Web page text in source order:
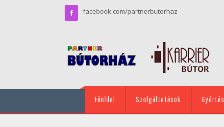
facebook.com/partnerbutorhaz
Főoldal Szolgáltatások Gyártás